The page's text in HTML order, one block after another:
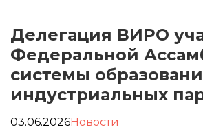
Делегация ВИРО
Федеральной
системы
индустриальных
03.06.2026Новости